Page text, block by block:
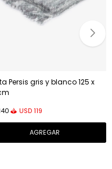
Persis gris y blanco 125 x
USD 119